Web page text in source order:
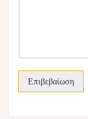
Επιβεβαίωση